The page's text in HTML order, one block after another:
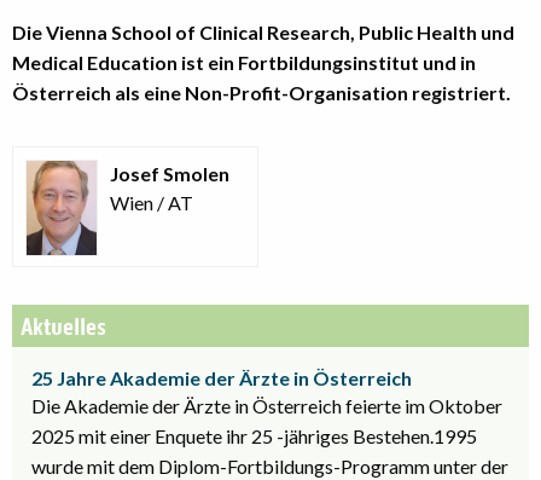
Die Vienna School of Clinical Research, Public Health und
Medical Education ist ein Fortbildungsinstitut und in
Österreich als eine Non-Profit-Organisation registriert.
Josef Smolen
Wien / AT
Aktuelles
25 Jahre Akademie der Ärzte in Österreich
Die Akademie der Ärzte in Österreich feierte im Oktober
2025 mit einer Enquete ihr 25 -jähriges Bestehen.1995
wurde mit dem Diplom-Fortbildungs-Programm unter der